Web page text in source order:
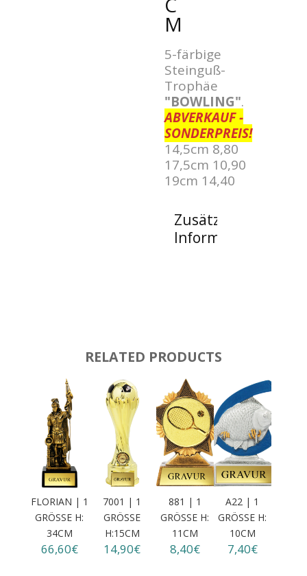
5-färbige
Steinguß-
Trophäe
"BOWLING".
ABVERKAUF -
SONDERPREIS!
14,5cm 8,80
17,5cm 10,90
19cm 14,40
Zusätzliche
Informationen
RELATED PRODUCTS
FLORIAN | 1
GRÖSSE H: 3
4CM
66,60€
7001 | 1
GRÖSSE H
:15CM
14,90€
881 | 1
GRÖSSE H: 1
1CM
8,40€
A22 | 1
GRÖSSE H: 1
0CM
7,40€